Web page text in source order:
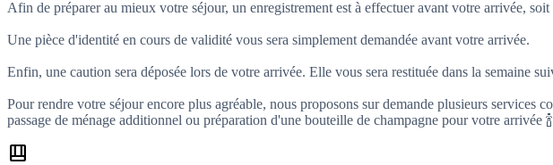
Afin de préparer au mieux votre séjour, un enregistrement est à effectuer avant votre arrivée,
Une pièce d'identité en cours de validité vous sera simplement demandée avant votre arrivée.
Enfin, une caution sera déposée lors de votre arrivée. Elle vous sera restituée dans la semaine
Pour rendre votre séjour encore plus agréable, nous proposons sur demande plusieurs
passage de ménage additionnel ou préparation d'une bouteille de champagne pour votre arrivée 🍾
shelf_position